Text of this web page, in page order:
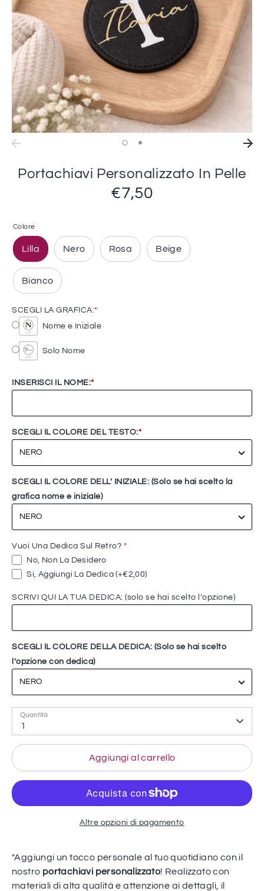
Portachiavi Personalizzato In Pelle
€7,50
Colore
Lilla Nero Rosa Beige
Bianco
SCEGLI LA GRAFICA:*
Nome e Iniziale
Solo Nome
INSERISCI IL NOME:*
SCEGLI IL COLORE DEL TESTO:*
SCEGLI IL COLORE DELL’ INIZIALE: (Solo se hai scelto la
grafica nome e iniziale)
Vuoi Una Dedica Sul Retro? *
No, Non La Desidero
Si, Aggiungi La Dedica (+€2,00)
SCRIVI QUI LA TUA DEDICA: (solo se hai scelto l’opzione)
SCEGLI IL COLORE DELLA DEDICA: (Solo se hai scelto
l’opzione con dedica)
Quantità
1
Aggiungi al carrello
Altre opzioni di pagamento
"Aggiungi un tocco personale al tuo quotidiano con il
nostro portachiavi personalizzato! Realizzato con
materiali di alta qualità e attenzione ai dettagli, il